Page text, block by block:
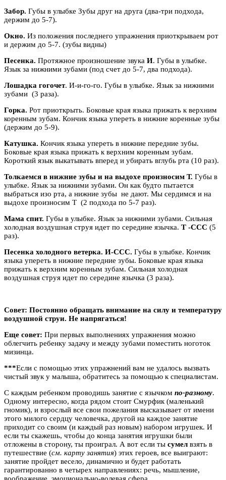
Забор. Губы в улыбке Зубы друг на друга (два-три подхода,
держим до 5-7).
Окно. Из положения последнего упражнения приоткрываем рот
и держим до 5-7. (зубы видны)
Песенка. Протяжное произношение звука И. Губы в улыбке.
Язык за нижними зубами (под счет до 5-7, два подхода).
Лошадка гогочет. И-и-го-го. Губы в улыбке. Язык за нижними
зубами (3 раза).
Горка. Рот приоткрыть. Боковые края языка прижать к верхним
коренным зубам. Кончик языка упереть в нижние коренные зубы
(держим до 5-9).
Катушка. Кончик языка упереть в нижние передние зубы.
Боковые края языка прижать к верхним коренным зубам.
Короткий язык выкатывать вперед и убирать вглубь рта (10 раз).
Толкаемся в нижние зубы и на выдохе произносим Т. Губы в
улыбке. Язык за нижними зубами. Он как будто пытается
выбраться изо рта, а нижние зубы не дают. Мы сердимся и на
выдохе произносим Т (2 подхода по 5-7 раз).
Мама спит. Губы в улыбке. Язык за нижними зубами. Сильная
холодная воздушная струя идет по середине язычка. Т -ССС (5
раз).
Песенка холодного ветерка. И-ССС. Губы в улыбке. Кончик
языка упереть в нижние передние зубы. Боковые края языка
прижать к верхним коренным зубам. Сильная холодная
воздушная струя идет по середине язычка (3 раза).
Совет: Постоянно обращать внимание на силу и температуру
воздушной струи. Не напрягаться!
Еще совет: При первых выполнениях упражнения можно
облегчить ребенку задачу и между зубами поместить ноготок
мизинца.
***Если с помощью этих упражнений вам не удалось вызвать
чистый звук у малыша, обратитесь за помощью к специалистам.
C каждым ребенком проводишь занятие с язычком по-разному.
Одному интересно, когда рядом стоит Смурфик (маленький
гномик), и взрослый все свои пожелания высказывает от имени
этого милого сердцу человечка, другой на каждое занятие
приходит со своим (и каждый раз новым) набором игрушек. И
если ты скажешь, чтобы до конца занятия игрушки были
отложены в сторону, ты проиграл. А вот если ты сумел взять в
путешествие (см. карту занятия) этих героев, все выиграют:
занятие пройдет весело, динамично и будет работать
гарантированно в четырех направлениях: речь, мышление,